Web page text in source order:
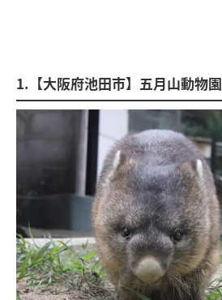
1.【大阪府池田市】五月山動物園